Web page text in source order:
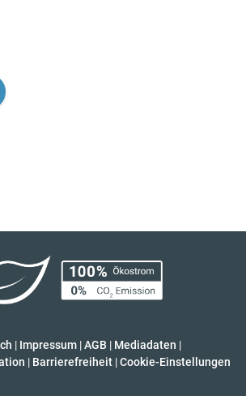
| Impressum |AGB | Mediadaten |
| Barrierefreiheit | Cookie-Einstellungen